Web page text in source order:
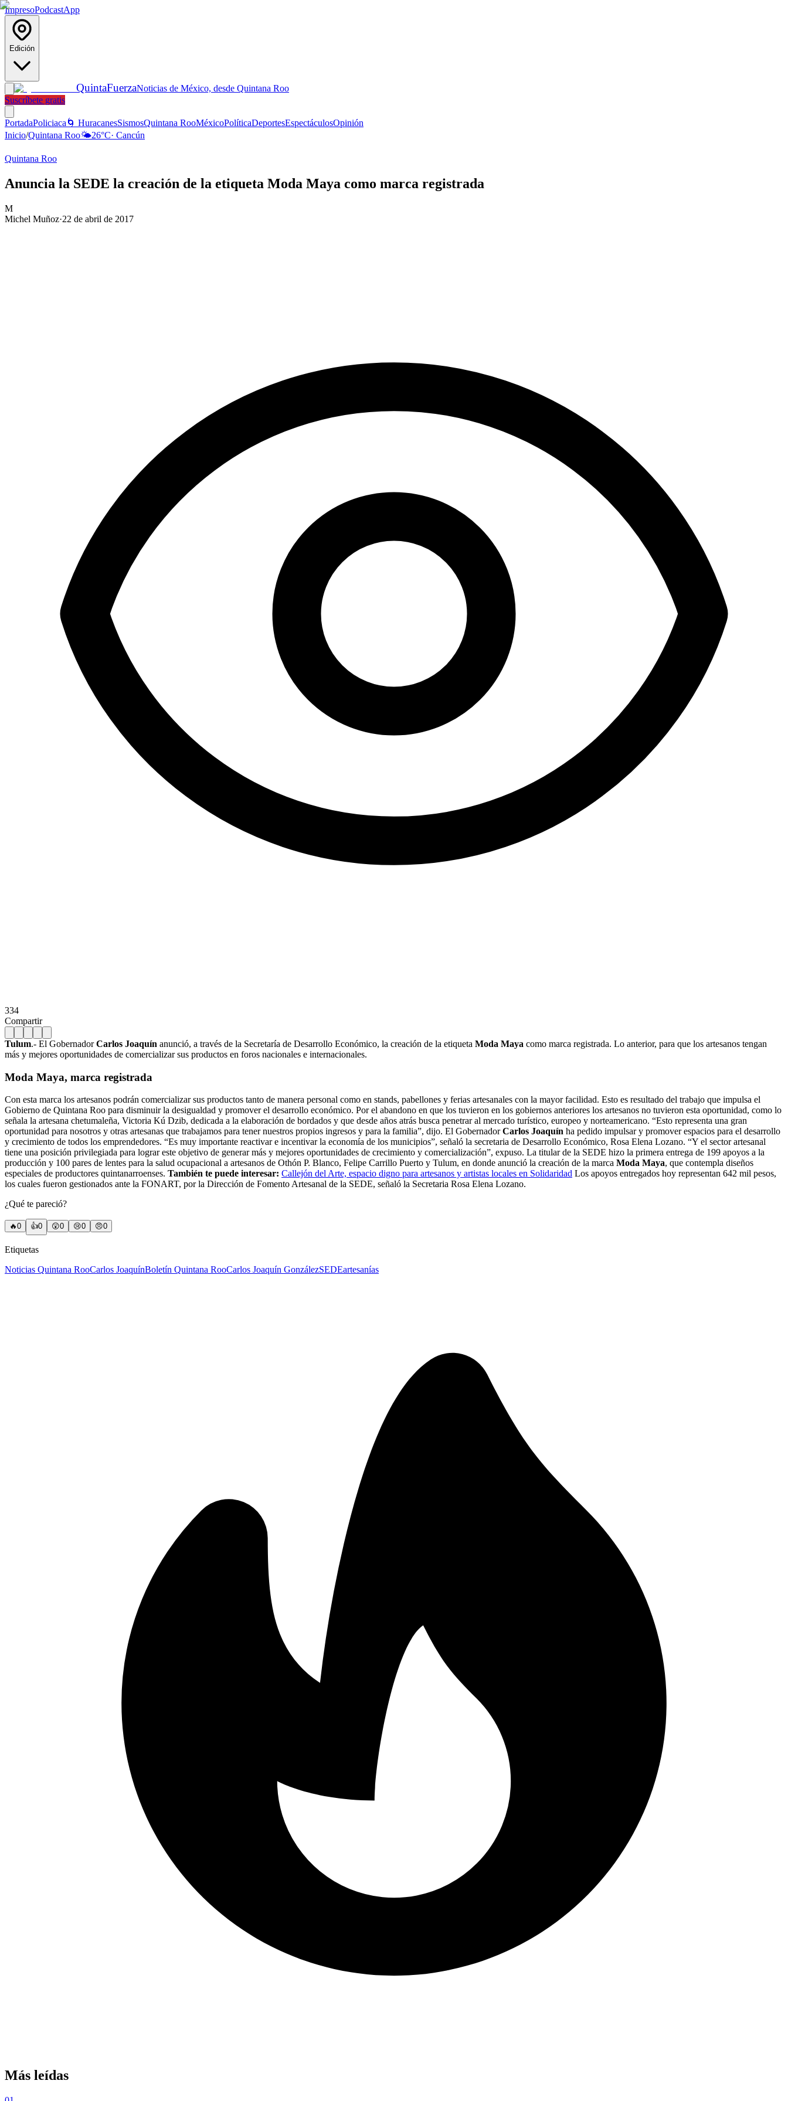
ImpresoPodcastApp
Edición
QuintaFuerzaNoticias de México, desde Quintana Roo
Suscríbete gratis
PortadaPoliciaca 🌀 HuracanesSismosQuintana RooMéxicoPolíticaDeportesEspectáculosOpinión
Inicio/Quintana Roo🌤️26°C· Cancún
Quintana Roo
Anuncia la SEDE la creación de la etiqueta Moda Maya como marca registrada
M
Michel Muñoz·22 de abril de 2017
334
Compartir
Tulum.- El GobernadorCarlos Joaquín anunció, a través de la Secretaría de Desarrollo Económico, la creación de la etiqueta Moda Maya como marca registrada. Lo anterior, para que los artesanos tengan
más y mejores oportunidades de comercializar sus productos en foros nacionales e internacionales.
Moda Maya, marca registrada
Con esta marca los artesanos podrán comercializar sus productos tanto de manera personal como en stands, pabellones y ferias artesanales con la mayor facilidad. Esto es resultado del trabajo que impulsa el
Gobierno de Quintana Roo para disminuir la desigualdad y promover el desarrollo económico. Por el abandono en que los tuvieron en los gobiernos anteriores los artesanos no tuvieron esta oportunidad, como lo
señala la artesana chetumaleña, Victoria Kú Dzib, dedicada a la elaboración de bordados y que desde años atrás busca penetrar al mercado turístico, europeo y norteamericano. “Esto representa una gran
oportunidad para nosotros y otras artesanas que trabajamos para tener nuestros propios ingresos y para la familia”, dijo. El GobernadorCarlos Joaquín ha pedido impulsar y promover espacios para el desarrollo
y crecimiento de todos los emprendedores. “Es muy importante reactivar e incentivar la economía de los municipios”, señaló la secretaria de Desarrollo Económico, Rosa Elena Lozano. “Y el sector artesanal
tiene una posición privilegiada para lograr este objetivo de generar más y mejores oportunidades de crecimiento y comercialización”, expuso. La titular de la SEDE hizo la primera entrega de 199 apoyos a la
producción y 100 pares de lentes para la salud ocupacional a artesanos de Othón P. Blanco, Felipe Carrillo Puerto y Tulum, en donde anunció la creación de la marca Moda Maya, que contempla diseños
especiales de productores quintanarroenses. También te puede interesar: Callejón del Arte, espacio digno para artesanos y artistas locales en Solidaridad Los apoyos entregados hoy representan 642 mil pesos,
los cuales fueron gestionados ante la FONART, por la Dirección de Fomento Artesanal de la SEDE, señaló la Secretaria Rosa Elena Lozano.
¿Qué te pareció?
🔥0 👍0 😲0 😢0 😠0
Etiquetas
Noticias Quintana RooCarlos JoaquínBoletín Quintana RooCarlos Joaquín GonzálezSEDEartesanías
Más leídas